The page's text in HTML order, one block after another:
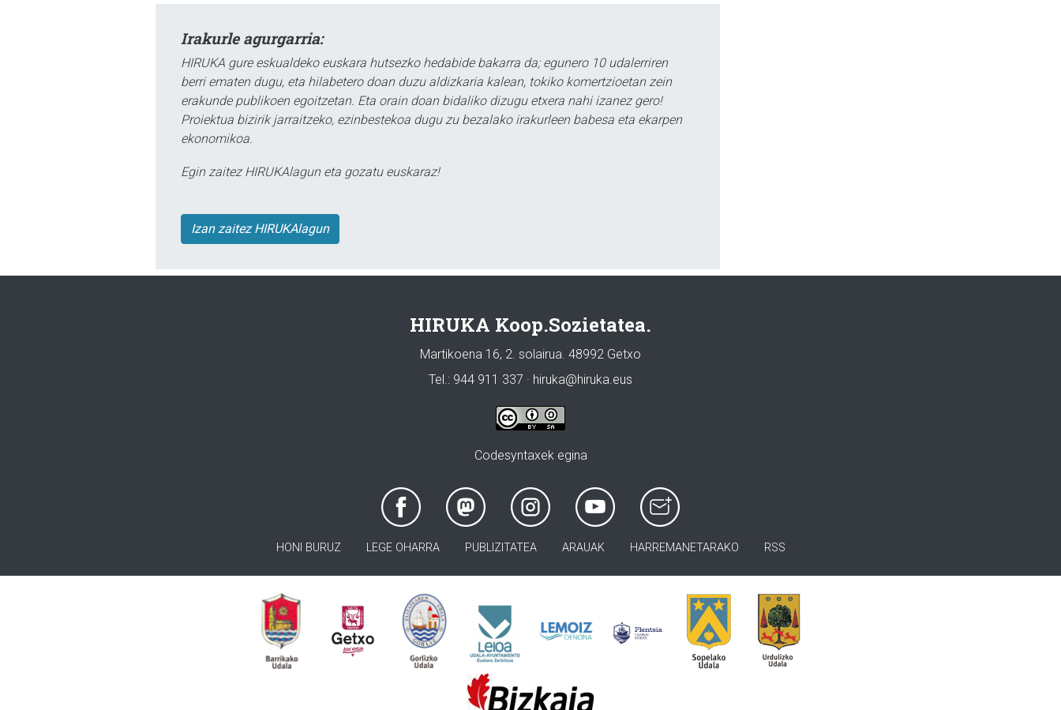
Irakurle agurgarria:
HIRUKA gure eskualdeko euskara hutsezko hedabide bakarra da; egunero 10 udalerriren
berri ematen dugu, eta hilabetero doan duzu aldizkaria kalean, tokiko komertzioetan zein
erakunde publikoen egoitzetan. Eta orain doan bidaliko dizugu etxera nahi izanez gero!
Proiektua bizirik jarraitzeko, ezinbestekoa dugu zu bezalako irakurleen babesa eta ekarpen
ekonomikoa.
Egin zaitez HIRUKAlagun eta gozatu euskaraz!
Izan zaitez HIRUKAlagun
HIRUKA Koop.Sozietatea.
Martikoena 16, 2. solairua. 48992 Getxo
Tel.: 944 911 337 · hiruka@hiruka.eus
Codesyntaxek egina
HONI BURUZ LEGE OHARRA PUBLIZITATEA ARAUAK HARREMANETARAKO RSS